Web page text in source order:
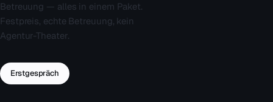
Betreuung — alles in einem Paket.
Festpreis, echte Betreuung, kein
Agentur-Theater.
Erstgespräch